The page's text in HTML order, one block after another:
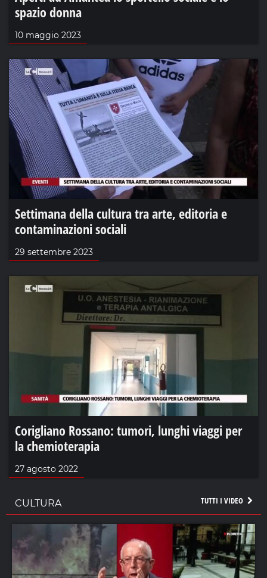
spazio donna
10 maggio 2023
Settimana della cultura tra arte, editoria e
contaminazioni sociali
29 settembre 2023
Corigliano Rossano: tumori, lunghi viaggi per
la chemioterapia
27 agosto 2022
TUTTI I VIDEO
CULTURA